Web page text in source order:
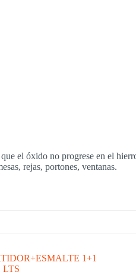
el óxido no progrese en el
rejas, portones, ventanas.